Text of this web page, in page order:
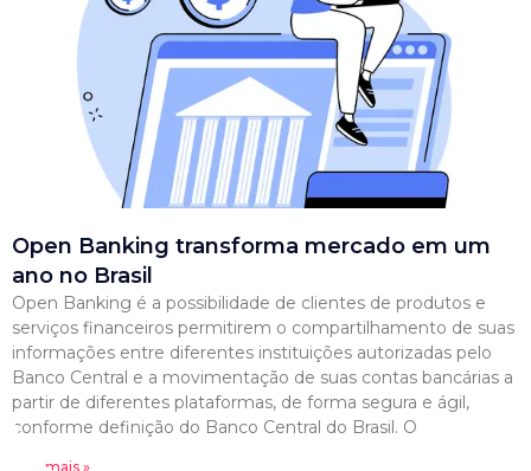
Open Banking transforma mercado em um
ano no Brasil
Open Banking é a possibilidade de clientes de produtos e
serviços financeiros permitirem o compartilhamento de suas
informações entre diferentes instituições autorizadas pelo
Banco Central e a movimentação de suas contas bancárias a
partir de diferentes plataformas, de forma segura e ágil,
conforme definição do Banco Central do Brasil. O
Leia mais »